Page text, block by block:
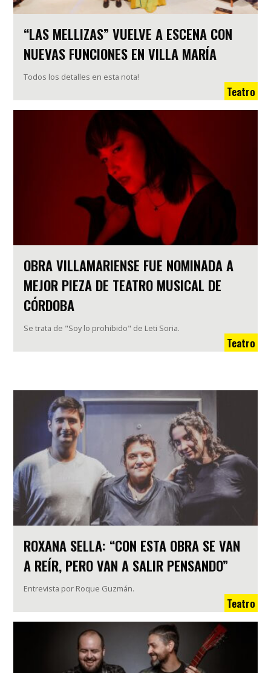
“LAS MELLIZAS” VUELVE A ESCENA CON
NUEVAS FUNCIONES EN VILLA MARÍA
Todos los detalles en esta nota!
Teatro
OBRA VILLAMARIENSE FUE NOMINADA A
MEJOR PIEZA DE TEATRO MUSICAL DE
CÓRDOBA
Se trata de "Soy lo prohibido" de Leti Soria.
Teatro
ROXANA SELLA: “CON ESTA OBRA SE VAN
A REÍR, PERO VAN A SALIR PENSANDO”
Entrevista por Roque Guzmán.
Teatro